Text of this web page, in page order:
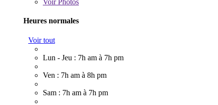
VoirPhotos
Heures normales
Voir tout
Lun - Jeu : 7h am à 7h pm
Ven : 7h am à 8h pm
Sam : 7h am à 7h pm